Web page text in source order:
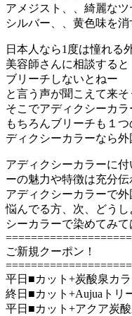
アメジスト、、綺麗な
シルバー、、黄色味を
日本人なら1度は憧れる
美容師さんに相談すると
ブリーチしないとねー
と言う声が聞こえて来
そこでアディクシーカラ
もちろんブリーチも１
ディクシーカラーなら
アディクシーカラーに
ーの魅力や特徴は充分
アディクシーカラーで
悩んでる方、次、どう
シーカラーで染めてみ
ご新規クーポン！
平日■カット+炭酸泉カ
終日■カット+Aujuaトリ
平日■カット+アクア炭